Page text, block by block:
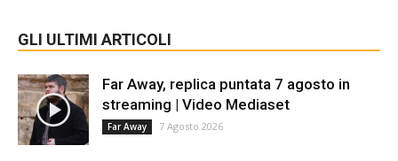
GLI ULTIMI ARTICOLI
Far Away, replica puntata 7 agosto in
streaming | Video Mediaset
Far Away 7 Agosto 2026